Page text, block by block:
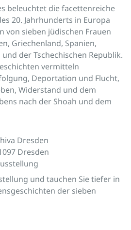
beleuchtet die facettenreiche
20. Jahrhunderts in Europa
von sieben jüdischen Frauen
Griechenland, Spanien,
der Tschechischen Republik.
vermitteln
Deportation und Flucht,
Widerstand und dem
nach der Shoah und dem
Dresden
Dresden
und tauchen Sie tiefer in
der sieben